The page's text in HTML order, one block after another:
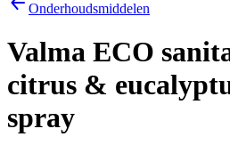
Onderhoudsmiddelen
Valma ECO
citrus &
spray